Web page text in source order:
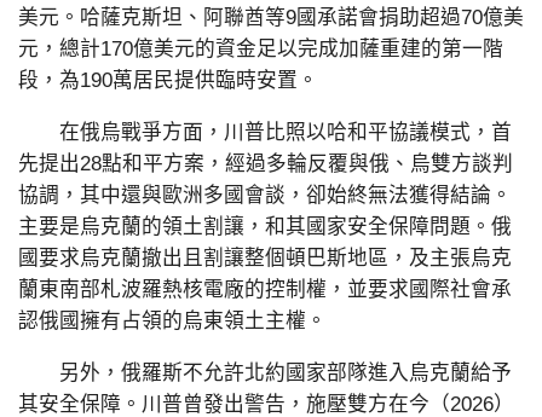
美元。哈薩克斯坦、阿聯酋等9國承諾會捐助超過70億美
元，總計170億美元的資金足以完成加薩重建的第一階
段，為190萬居民提供臨時安置。
在俄烏戰爭方面，川普比照以哈和平協議模式，首
先提出28點和平方案，經過多輪反覆與俄、烏雙方談判
協調，其中還與歐洲多國會談，卻始終無法獲得結論。
主要是烏克蘭的領土割讓，和其國家安全保障問題。俄
國要求烏克蘭撤出且割讓整個頓巴斯地區，及主張烏克
蘭東南部札波羅熱核電廠的控制權，並要求國際社會承
認俄國擁有占領的烏東領土主權。
另外，俄羅斯不允許北約國家部隊進入烏克蘭給予
其安全保障。川普曾發出警告，施壓雙方在今（2026）